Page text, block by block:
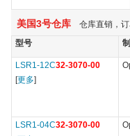
美国3号仓库 仓库直销，订
型号
LSR1-12C32-3070-00
[更多]
LSR1-04C32-3070-00